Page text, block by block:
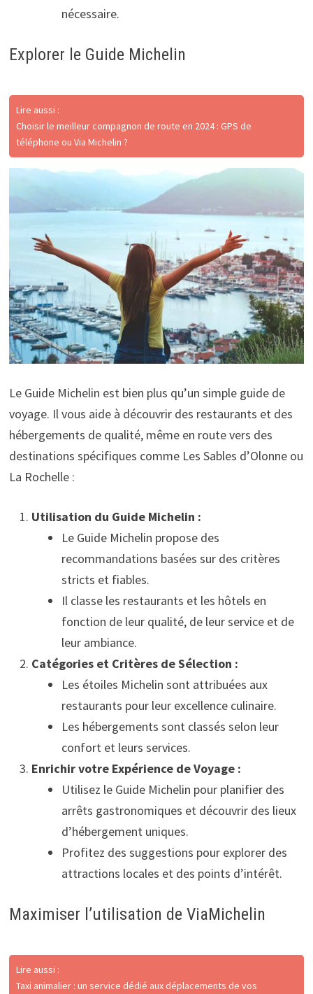
nécessaire.
Explorer le Guide Michelin
Lire aussi :
Choisir le meilleur compagnon de route en 2024 : GPS de
téléphone ou Via Michelin ?
Le Guide Michelin est bien plus qu’un simple guide de
voyage. Il vous aide à découvrir des restaurants et des
hébergements de qualité, même en route vers des
destinations spécifiques comme Les Sables d’Olonne ou
La Rochelle :
Utilisation du Guide Michelin :
Le Guide Michelin propose des
recommandations basées sur des critères
stricts et fiables.
Il classe les restaurants et les hôtels en
fonction de leur qualité, de leur service et de
leur ambiance.
Catégories et Critères de Sélection :
Les étoiles Michelin sont attribuées aux
restaurants pour leur excellence culinaire.
Les hébergements sont classés selon leur
confort et leurs services.
Enrichir votre Expérience de Voyage :
Utilisez le Guide Michelin pour planifier des
arrêts gastronomiques et découvrir des lieux
d’hébergement uniques.
Profitez des suggestions pour explorer des
attractions locales et des points d’intérêt.
Maximiser l’utilisation de ViaMichelin
Lire aussi :
Taxi animalier : un service dédié aux déplacements de vos